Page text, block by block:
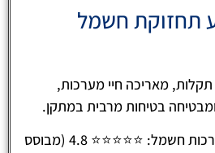
תחזוקת חשמל
מאריכה חיי מערכות,
בטיחות מרבית במתקן.
דירוג שירות תחזוקת מערכות חשמל: ⭐⭐⭐⭐⭐ 4.8 (מבוסס